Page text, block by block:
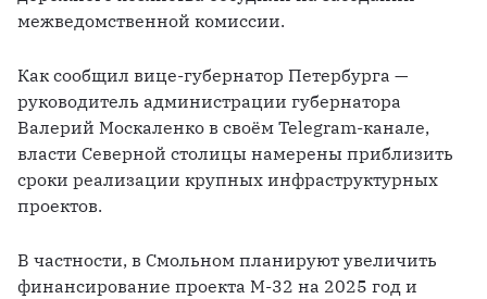
межведомственной комиссии.
Как сообщил вице-губернатор Петербурга —
руководитель администрации губернатора
Валерий Москаленко в своём Telegram-канале,
власти Северной столицы намерены приблизить
сроки реализации крупных инфраструктурных
проектов.
В частности, в Смольном планируют увеличить
финансирование проекта М-32 на 2025 год и